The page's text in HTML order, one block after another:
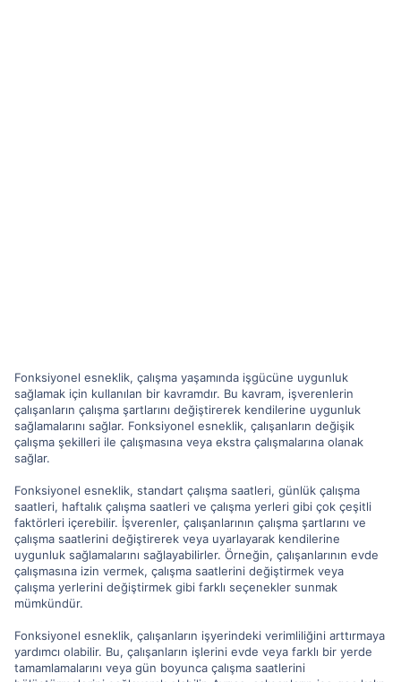
Fonksiyonel esneklik, çalışma yaşamında işgücüne uygunluk
sağlamak için kullanılan bir kavramdır. Bu kavram, işverenlerin
çalışanların çalışma şartlarını değiştirerek kendilerine uygunluk
sağlamalarını sağlar. Fonksiyonel esneklik, çalışanların değişik
çalışma şekilleri ile çalışmasına veya ekstra çalışmalarına olanak
sağlar.
Fonksiyonel esneklik, standart çalışma saatleri, günlük çalışma
saatleri, haftalık çalışma saatleri ve çalışma yerleri gibi çok çeşitli
faktörleri içerebilir. İşverenler, çalışanlarının çalışma şartlarını ve
çalışma saatlerini değiştirerek veya uyarlayarak kendilerine
uygunluk sağlamalarını sağlayabilirler. Örneğin, çalışanlarının evde
çalışmasına izin vermek, çalışma saatlerini değiştirmek veya
çalışma yerlerini değiştirmek gibi farklı seçenekler sunmak
mümkündür.
Fonksiyonel esneklik, çalışanların işyerindeki verimliliğini arttırmaya
yardımcı olabilir. Bu, çalışanların işlerini evde veya farklı bir yerde
tamamlamalarını veya gün boyunca çalışma saatlerini